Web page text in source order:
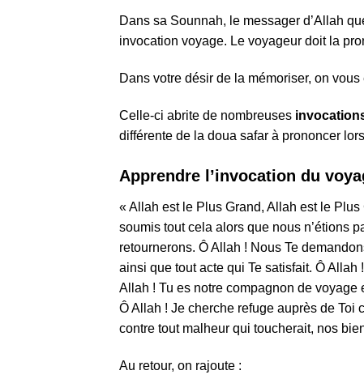
Dans sa Sounnah, le messager d’Allah
invocation voyage. Le voyageur doit la
Dans votre désir de la mémoriser, on
Celle-ci abrite de nombreuses
différente de la doua safar à prononcer
Apprendre l’invocation du
« Allah est le Plus Grand, Allah est le
soumis tout cela alors que nous n’étions
retournerons. Ô Allah ! Nous Te
ainsi que tout acte qui Te satisfait. Ô
Allah ! Tu es notre compagnon de
Ô Allah ! Je cherche refuge auprès de Toi
contre tout malheur qui toucherait, nos
Au retour, on rajoute :